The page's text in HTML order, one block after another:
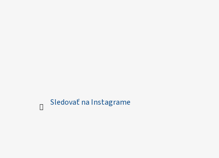
Sledovať na Instagrame